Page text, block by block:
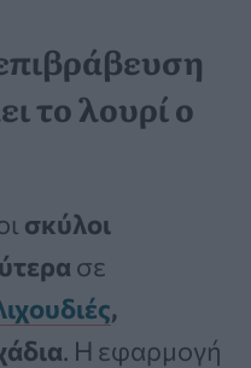
το λουρί ο
σκύλοι
σε
,
. Η εφαρμογή